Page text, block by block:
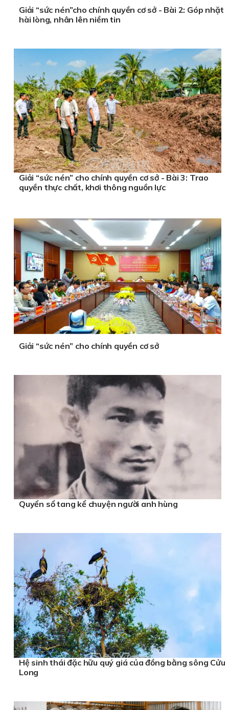
Giải “sức nén”cho chính quyền cơ sở - Bài 2: Góp nhặt
hài lòng, nhân lên niềm tin
Giải “sức nén” cho chính quyền cơ sở - Bài 3: Trao
quyền thực chất, khơi thông nguồn lực
Giải “sức nén” cho chính quyền cơ sở
Quyển sổ tang kể chuyện người anh hùng
Hệ sinh thái đặc hữu quý giá của đồng bằng sông Cửu
Long